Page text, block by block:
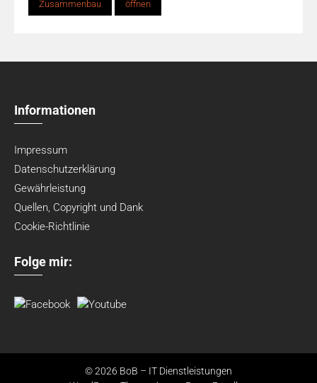
Zusammenbau öffnen
Informationen
Impressum
Datenschutzerklärung
Gewährleistung
Quellen, Copyright und Dank
Cookie-Richtlinie
Folge mir:
© 2026 BoB – IT Dienstleistungen